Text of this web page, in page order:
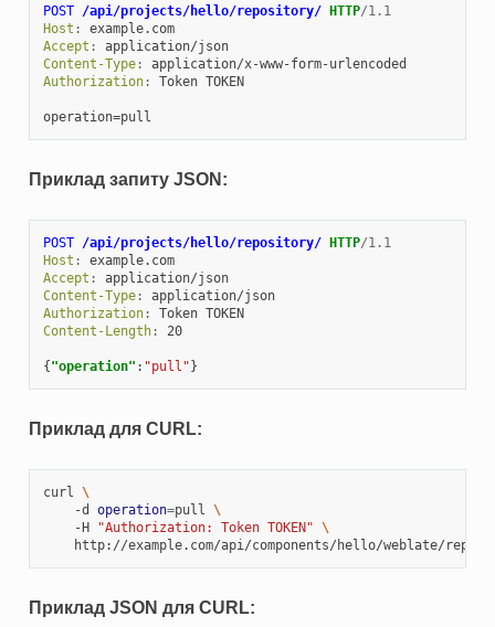
POST /api/projects/hello/repository/ HTTP/1.1
Host :
example.com
Accept :
application/json
Content-Type:
application/x-www-form-urlencoded
Authorization: Token TOKEN
Приклад запиту JSON:
POST /api/projects/hello/repository/ HTTP/1.1
Host :
example.com
Accept :
application/json
Content-Type:
application/json
Authorization:
Token TOKEN
Content-Length: 20
{ "operation" : "pull" }
Приклад для CURL:
curl \
    -d
operation=pull \
    -H
"Authorization: Token TOKEN" \
Приклад JSON для CURL: